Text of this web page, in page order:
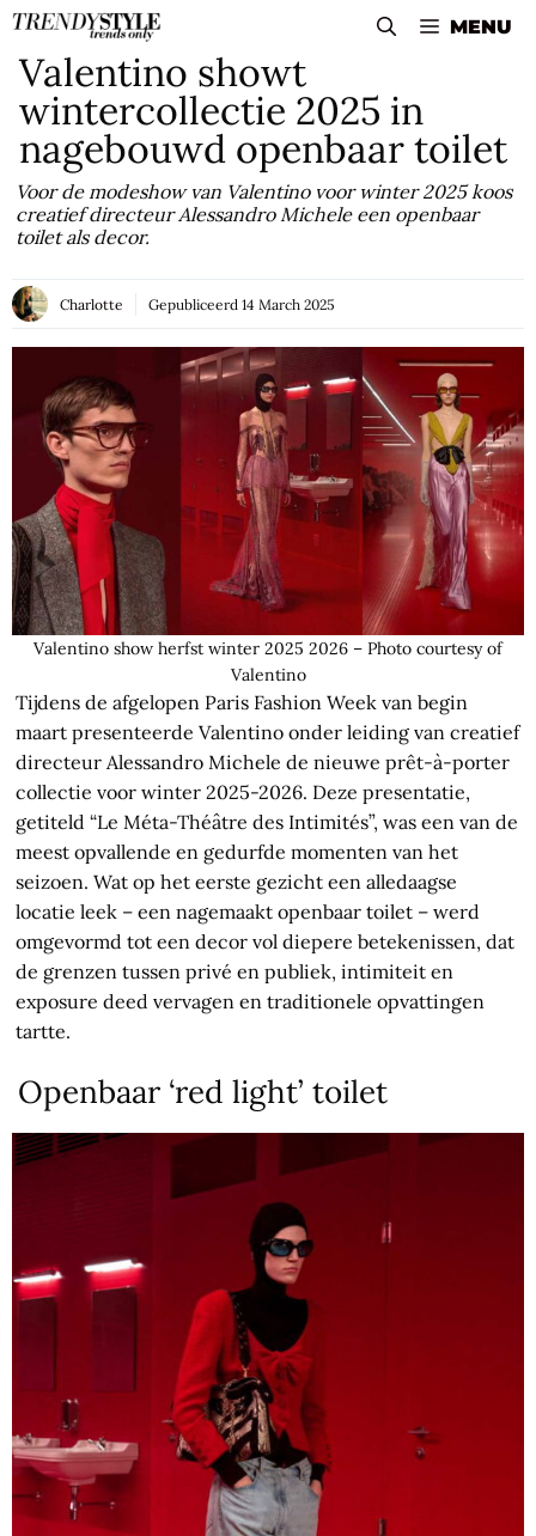
Skip
content
MENU
Valentino showt
wintercollectie 2025 in
nagebouwd openbaar toilet
Voor de modeshow van Valentino voor winter 2025 koos
creatief directeur Alessandro Michele een openbaar
toilet als decor.
Charlotte Gepubliceerd 14 March 2025
Valentino show herfst winter 2025 2026 – Photo courtesy of
Valentino
Tijdens de afgelopen Paris Fashion Week van begin
maart presenteerde Valentino onder leiding van creatief
directeur Alessandro Michele de nieuwe prêt-à-porter
collectie voor winter 2025-2026. Deze presentatie,
getiteld “Le Méta-Théâtre des Intimités”, was een van de
meest opvallende en gedurfde momenten van het
seizoen. Wat op het eerste gezicht een alledaagse
locatie leek – een nagemaakt openbaar toilet – werd
omgevormd tot een decor vol diepere betekenissen, dat
de grenzen tussen privé en publiek, intimiteit en
exposure deed vervagen en traditionele opvattingen
tartte.
Openbaar ‘red light’ toilet